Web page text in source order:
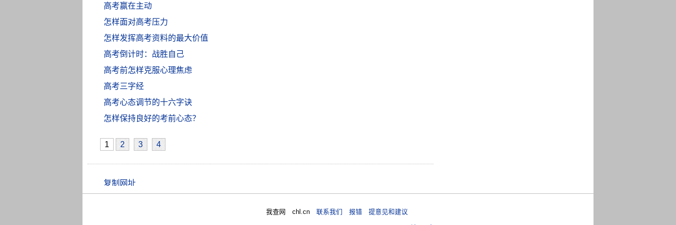
高考赢在主动
怎样面对高考压力
怎样发挥高考资料的最大价值
高考倒计时：战胜自己
高考前怎样克服心理焦虑
高考三字经
高考心态调节的十六字诀
怎样保持良好的考前心态？
1 2 3 4
我查网 chl.cn联系我们 报错 提意见和建议